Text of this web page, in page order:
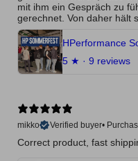
mit ihm ein Gespräch zu
gerechnet. Von daher hält
5 ★ · 9 reviews
mikko
Verified buyer•
Correct product, fast